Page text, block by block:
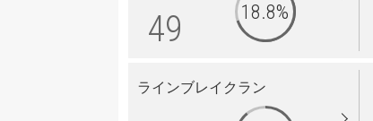
49 18.8%
ラインブレイクラン